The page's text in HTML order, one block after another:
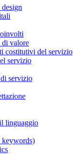
di valore
costitutivi del servizio
servizio
servizio
linguaggio
keywords)